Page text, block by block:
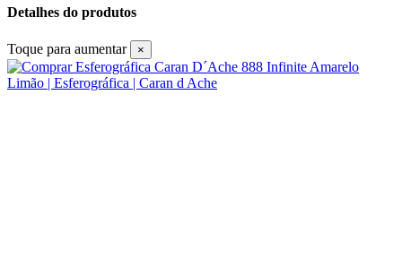
Detalhes do produtos
Toque para aumentar ×